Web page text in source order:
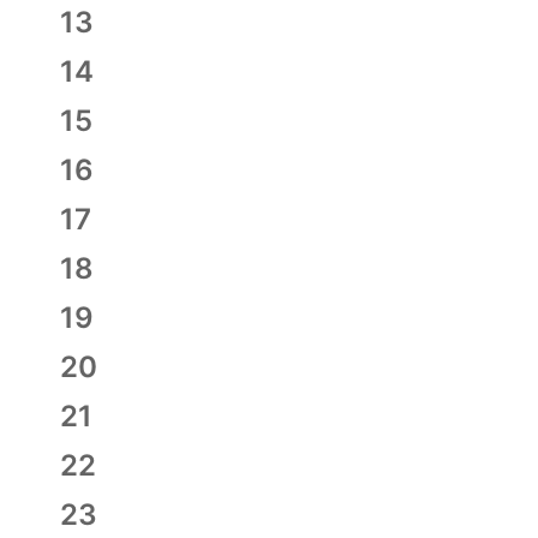
0
évènement,
13
0
évènement,
14
0
évènement,
15
0
évènement,
16
0
évènement,
17
0
évènement,
18
0
évènement,
19
0
évènement,
20
0
évènement,
21
0
évènement,
22
0
23